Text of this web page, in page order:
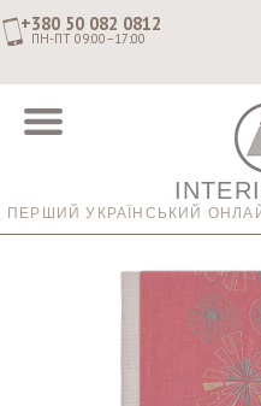
+380 50 082 0812
ПН-ПТ 09:00–17:00
ПЕРШИЙ УКРАЇНСЬКИЙ